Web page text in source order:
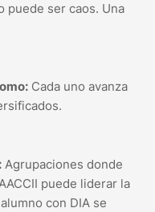
puede ser caos. Una
Cada uno avanza
Agrupaciones donde
puede liderar la
con DIA se